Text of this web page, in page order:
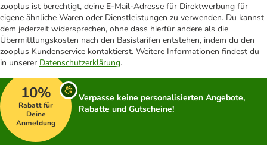
zooplus ist berechtigt, deine E-Mail-Adresse für Direktwerbung für
eigene ähnliche Waren oder Dienstleistungen zu verwenden. Du kannst
dem jederzeit widersprechen, ohne dass hierfür andere als die
Übermittlungskosten nach den Basistarifen entstehen, indem du den
zooplus Kundenservice kontaktierst. Weitere Informationen findest du
in unserer Datenschutzerklärung.
10%
Rabatt für
Deine
Anmeldung
Verpasse keine personalisierten Angebote,
Rabatte und Gutscheine!